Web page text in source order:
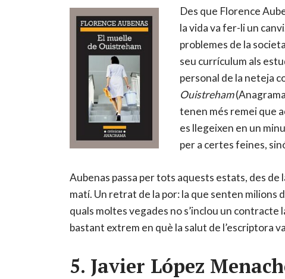
Des que Florence
la vida va fer-li un
problemes de la
seu currículum als
personal de la neteja
Ouistreham
tenen més remei que
es llegeixen en un
per a certes feines,
Aubenas passa per tots aquests estats, des
matí. Un retrat de la por: la que senten milions
quals moltes vegades no s’inclou un contracte
bastant extrem en què la salut de l’escriptora
5. Javier López